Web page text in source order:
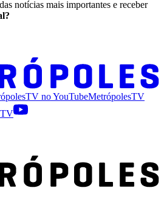
notícias mais importantes e receber
noYouTubeMetrópolesTV